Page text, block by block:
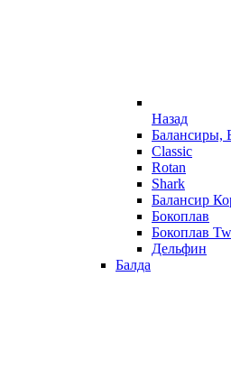
Назад
Балансиры,
Classic
Rotan
Shark
Балансир
Бокоплав
Бокоплав
Дельфин
Балда